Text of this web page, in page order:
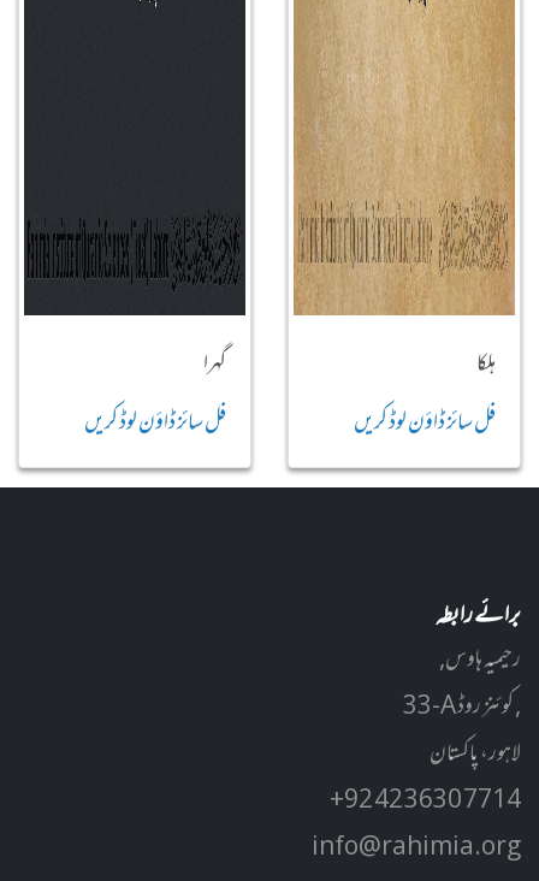
ہلکا
فل سائز ڈاؤن لوڈ کریں
گہرا
فل سائز ڈاؤن لوڈ کریں
برائے رابطہ
رحیمیہ ہاوس,
33-A کوئنز روڈ ,
لاہور، پاکستان
+92 42 3630 7714
info@rahimia.org